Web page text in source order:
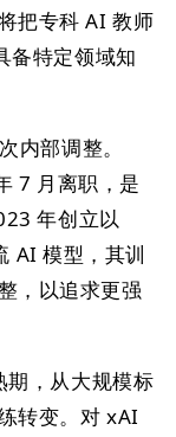
把专科 AI 教师
备特定领域知
内部调整。
7 月离职，是
年创立以
AI 模型，其训
，以追求更强
期，从大规模标
转变。对 xAI